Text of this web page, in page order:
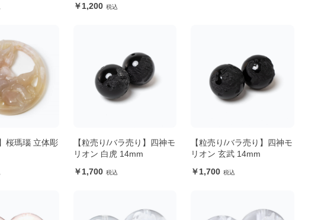
1,200
桜瑪瑙 立体彫
【粒売り/バラ売り】四神モ
リオン 白虎 14mm
1,700
【粒売り/バラ売り】四神モ
リオン 玄武 14mm
1,700